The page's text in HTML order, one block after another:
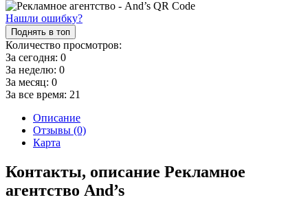
Нашли ошибку?
Поднять в топ
Количество просмотров:
За сегодня: 0
За неделю: 0
За месяц: 0
За все время: 21
Описание
Отзывы (0)
Карта
Контакты, описание Рекламное
агентство And’s